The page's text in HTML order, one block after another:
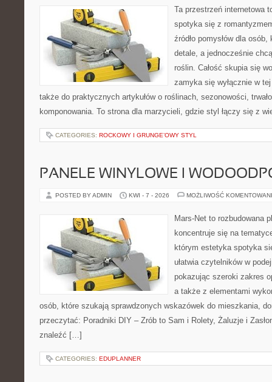
Ta przestrzeń internetowa
spotyka się z
źródło pomysłów dla
detale, a jednocześnie
roślin. Całość skupia się
zamyka się wyłącznie w
także do praktycznych artykułów o roślinach, sezonowości,
komponowania. To strona dla marzycieli, gdzie styl łączy się z
CATEGORIES: ROCKOWY I GRUNGE’OWY STYL
PANELE WINYLOWE I
POSTED BY ADMIN KWI - 7 - 2026 MOŻLIWOŚĆ
Mars-Net to rozbudowana
koncentruje się na
którym estetyka spotyka
ułatwia czytelników w
pokazując szeroki zakres
a także z elementami
osób, które szukają sprawdzonych wskazówek do mieszkania,
przeczytać: Poradniki DIY – Zrób to Sam i Rolety, Żaluzje i
znaleźć […]
CATEGORIES: EDUPLANNER